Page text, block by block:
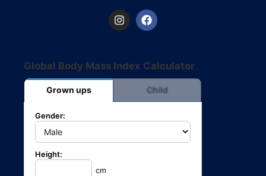
Global Body Mass Index Calculator
Grown ups Child
Gender:
Height:
cm